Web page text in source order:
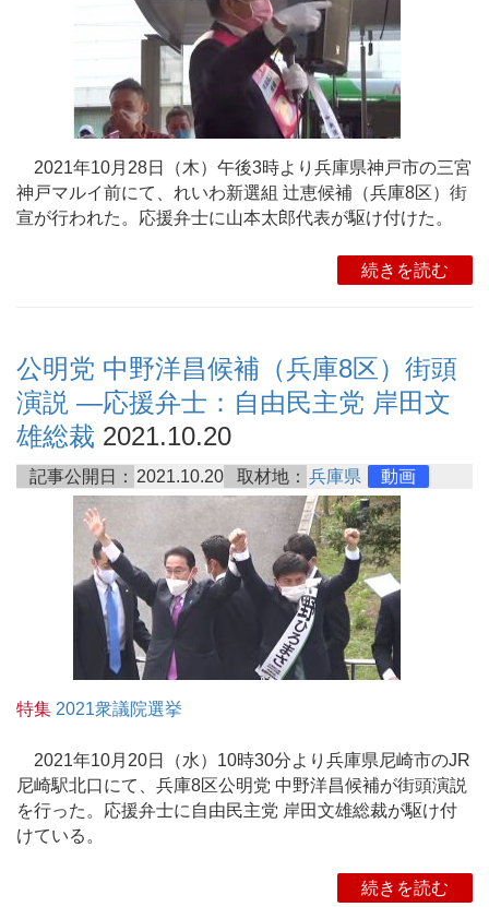
2021年10月28日（木）午後3時より兵庫県神戸市の三宮
神戸マルイ前にて、れいわ新選組 辻恵候補（兵庫8区）街
宣が行われた。応援弁士に山本太郎代表が駆け付けた。
続きを読む
公明党 中野洋昌候補（兵庫8区）街頭
演説 ―応援弁士：自由民主党 岸田文
雄総裁 2021.10.20
記事公開日： 2021.10.20 取材地： 兵庫県 動画
特集 2021衆議院選挙
2021年10月20日（水）10時30分より兵庫県尼崎市のJR
尼崎駅北口にて、兵庫8区公明党 中野洋昌候補が街頭演説
を行った。応援弁士に自由民主党 岸田文雄総裁が駆け付
けている。
続きを読む